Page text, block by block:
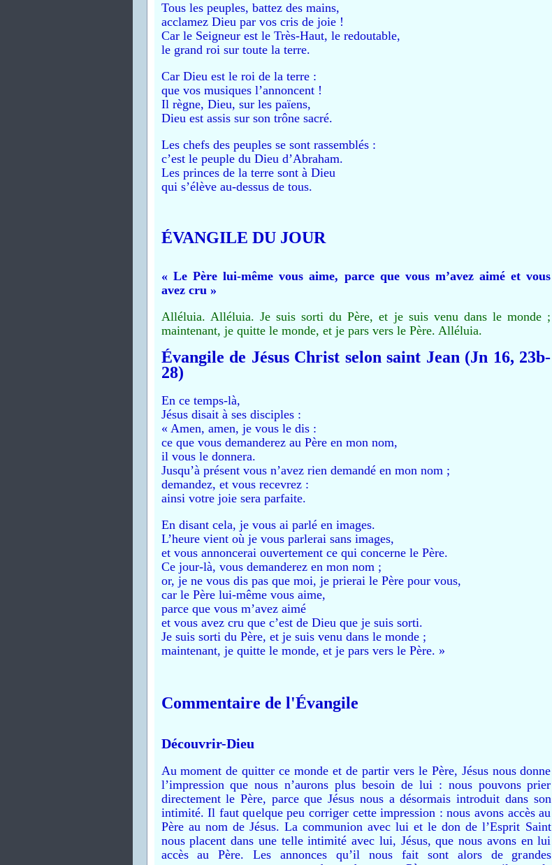
Tous les peuples, battez des mains,
acclamez Dieu par vos cris de joie !
Car le Seigneur est le Très-Haut, le redoutable,
le grand roi sur toute la terre.
Car Dieu est le roi de la terre :
que vos musiques l’annoncent !
Il règne, Dieu, sur les païens,
Dieu est assis sur son trône sacré.
Les chefs des peuples se sont rassemblés :
c’est le peuple du Dieu d’Abraham.
Les princes de la terre sont à Dieu
qui s’élève au-dessus de tous.
ÉVANGILE DU JOUR
« Le Père lui-même vous aime, parce que vous m’avez aimé et vous
avez cru »
Alléluia. Alléluia. Je suis sorti du Père, et je suis venu dans le monde ;
maintenant, je quitte le monde, et je pars vers le Père. Alléluia.
Évangile de Jésus Christ selon saint Jean (Jn 16, 23b-
28)
En ce temps-là,
Jésus disait à ses disciples :
« Amen, amen, je vous le dis :
ce que vous demanderez au Père en mon nom,
il vous le donnera.
Jusqu’à présent vous n’avez rien demandé en mon nom ;
demandez, et vous recevrez :
ainsi votre joie sera parfaite.
En disant cela, je vous ai parlé en images.
L’heure vient où je vous parlerai sans images,
et vous annoncerai ouvertement ce qui concerne le Père.
Ce jour-là, vous demanderez en mon nom ;
or, je ne vous dis pas que moi, je prierai le Père pour vous,
car le Père lui-même vous aime,
parce que vous m’avez aimé
et vous avez cru que c’est de Dieu que je suis sorti.
Je suis sorti du Père, et je suis venu dans le monde ;
maintenant, je quitte le monde, et je pars vers le Père. »
Commentaire de l'Évangile
Découvrir-Dieu
Au moment de quitter ce monde et de partir vers le Père, Jésus nous donne
l’impression que nous n’aurons plus besoin de lui : nous pouvons prier
directement le Père, parce que Jésus nous a désormais introduit dans son
intimité. Il faut quelque peu corriger cette impression : nous avons accès au
Père au nom de Jésus. La communion avec lui et le don de l’Esprit Saint
nous placent dans une telle intimité avec lui, Jésus, que nous avons en lui
accès au Père. Les annonces qu’il nous fait sont alors de grandes